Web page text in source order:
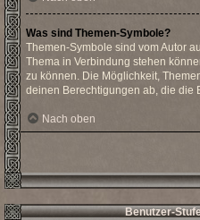
Was sind Themen-Symbole?
Themen-Symbole sind vom Autor
Thema in Verbindung stehen
zu können. Die Möglichkeit,
deinen Berechtigungen ab, die die
Nach oben
Benutzer-